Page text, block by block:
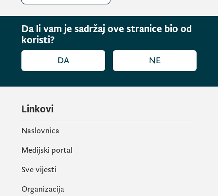
Da li vam je sadržaj ove stranice bio od
koristi?
DA NE
Linkovi
Naslovnica
Medijski portal
Sve vijesti
Organizacija